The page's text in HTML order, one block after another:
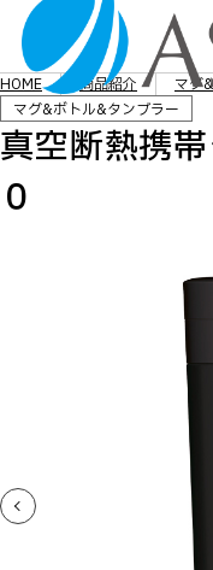
HOME 商品紹介 マグ
マグ&ボトル&タンブラー
真空断熱携
０